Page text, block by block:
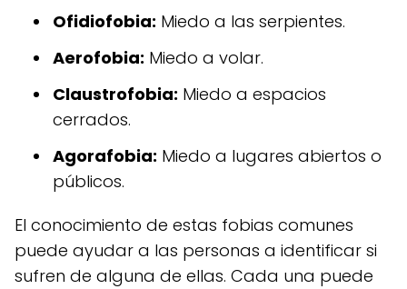
Ofidiofobia: Miedo a las serpientes.
Aerofobia: Miedo a volar.
Claustrofobia: Miedo a espacios
cerrados.
Agorafobia: Miedo a lugares abiertos o
públicos.
El conocimiento de estas fobias comunes
puede ayudar a las personas a identificar si
sufren de alguna de ellas. Cada una puede